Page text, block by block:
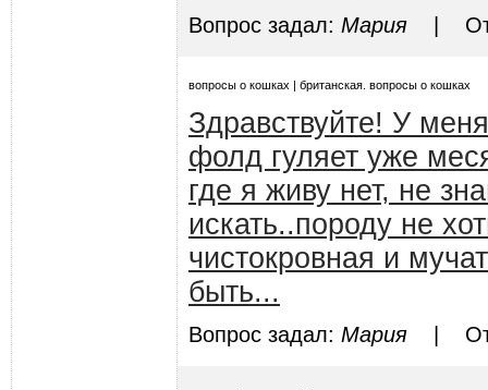
Вопрос задал: Мария |
вопросы о кошках | британская. вопросы о кошках
Здравствуйте! У
фолд гуляет уже
где я живу нет, не
искать..породу не
чистокровная и
быть...
Вопрос задал: Мария |